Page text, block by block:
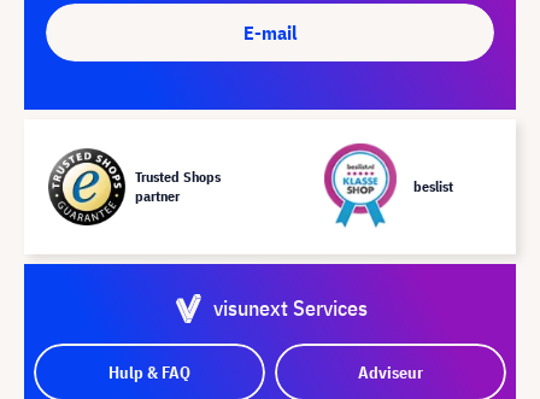
E-mail
Trusted Shops
partner
beslist
visunext Services
Hulp & FAQ Adviseur